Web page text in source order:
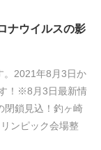
ナウイルスの影
2021年8月3日か
！※8月3日最新情
閉鎖見込！釣ヶ崎
ンピック会場整